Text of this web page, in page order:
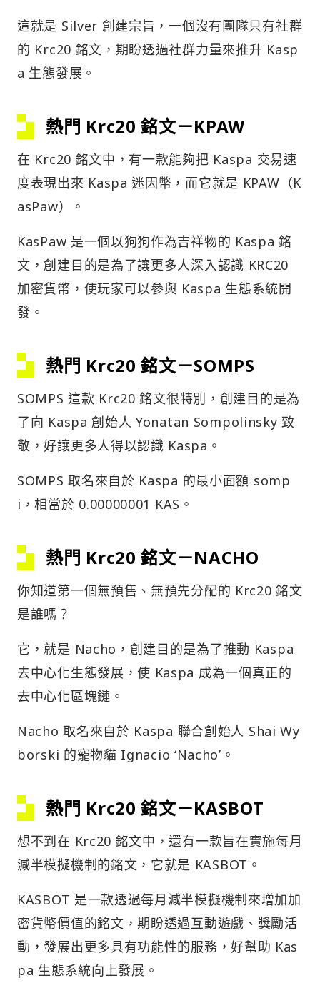
這就是 Silver 創建宗旨，一個沒有團隊只有社群
的 Krc20 銘文，期盼透過社群力量來推升 Kasp
a 生態發展。
熱門 Krc20 銘文－KPAW
在 Krc20 銘文中，有一款能夠把 Kaspa 交易速
度表現出來 Kaspa 迷因幣，而它就是 KPAW（K
asPaw）。
KasPaw 是一個以狗狗作為吉祥物的 Kaspa 銘
文，創建目的是為了讓更多人深入認識 KRC20
加密貨幣，使玩家可以參與 Kaspa 生態系統開
發。
熱門 Krc20 銘文－SOMPS
SOMPS 這款 Krc20 銘文很特別，創建目的是為
了向 Kaspa 創始人 Yonatan Sompolinsky 致
敬，好讓更多人得以認識 Kaspa。
SOMPS 取名來自於 Kaspa 的最小面額 somp
i，相當於 0.00000001 KAS。
熱門 Krc20 銘文－NACHO
你知道第一個無預售、無預先分配的 Krc20 銘文
是誰嗎？
它，就是 Nacho，創建目的是為了推動 Kaspa
去中心化生態發展，使 Kaspa 成為一個真正的
去中心化區塊鏈。
Nacho 取名來自於 Kaspa 聯合創始人 Shai Wy
borski 的寵物貓 Ignacio ‘Nacho’。
熱門 Krc20 銘文－KASBOT
想不到在 Krc20 銘文中，還有一款旨在實施每月
減半模擬機制的銘文，它就是 KASBOT。
KASBOT 是一款透過每月減半模擬機制來增加加
密貨幣價值的銘文，期盼透過互動遊戲、獎勵活
動，發展出更多具有功能性的服務，好幫助 Kas
pa 生態系統向上發展。